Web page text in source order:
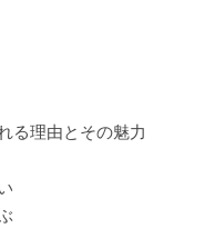
る理由とその魅力